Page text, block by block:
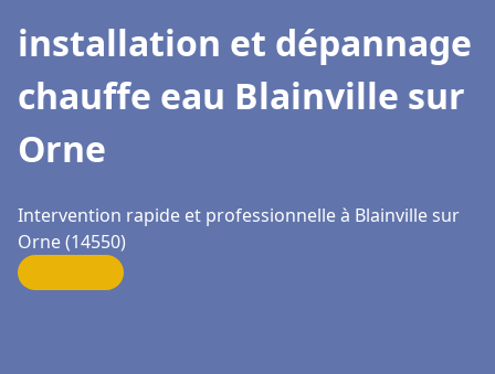
installation et dépannage
chauffe eau Blainville sur
Orne
Intervention rapide et professionnelle à Blainville sur
Orne (14550)